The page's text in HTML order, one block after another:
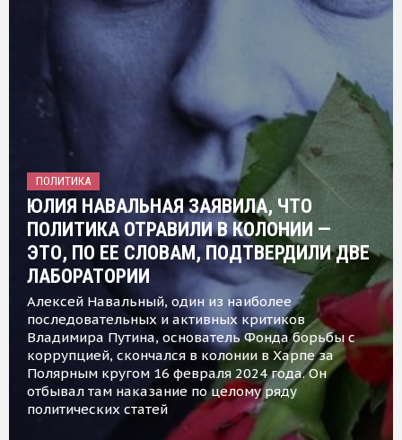
ПОЛИТИКА
ЮЛИЯ НАВАЛЬНАЯ ЗАЯВИЛА, ЧТО
ПОЛИТИКА ОТРАВИЛИ В КОЛОНИИ —
ЭТО, ПО ЕЕ СЛОВАМ, ПОДТВЕРДИЛИ ДВЕ
ЛАБОРАТОРИИ
Алексей Навальный, один из наиболее
последовательных и активных критиков
Владимира Путина, основатель Фонда борьбы с
коррупцией, скончался в колонии в Харпе за
Полярным кругом 16 февраля 2024 года. Он
отбывал там наказание по целому ряду
политических статей